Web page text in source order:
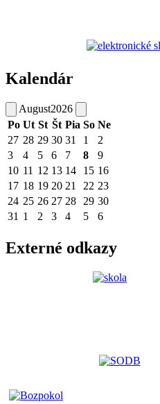
Kalendár
August2026
Po Ut St Št Pia So Ne
27 28 29 30 31 1
2
3
4 5 6 7 8
9
10 11 12 13 14 15 16
17 18 19 20 21 22 23
24 25 26 27 28 29 30
31 1 2 3 4 5 6
Externé odkazy